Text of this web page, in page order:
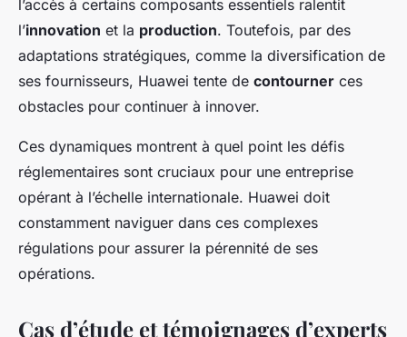
l’accès à certains composants essentiels ralentit
l’innovation et la production. Toutefois, par des
adaptations stratégiques, comme la diversification de
ses fournisseurs, Huawei tente de contourner ces
obstacles pour continuer à innover.
Ces dynamiques montrent à quel point les défis
réglementaires sont cruciaux pour une entreprise
opérant à l’échelle internationale. Huawei doit
constamment naviguer dans ces complexes
régulations pour assurer la pérennité de ses
opérations.
Cas d’étude et témoignages d’experts